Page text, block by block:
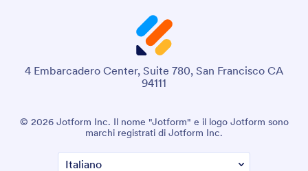
4 Embarcadero Center, Suite 780, San Francisco CA
94111
© 2026 Jotform Inc. Il nome "Jotform" e il logo Jotform sono
marchi registrati di Jotform Inc.